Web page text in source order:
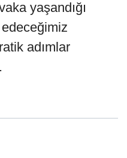
yaşandığı
adımlar